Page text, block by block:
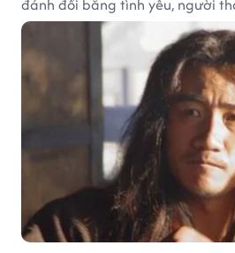
đánh đổi bằng tình yêu, người
khiến độc giả không khỏi tiếc